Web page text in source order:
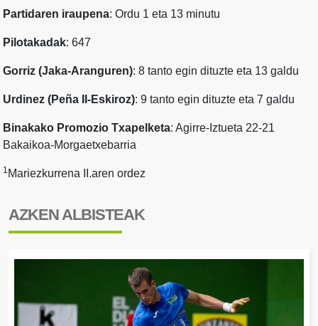
Partidaren iraupena: Ordu 1 eta 13 minutu
Pilotakadak: 647
Gorriz (Jaka-Aranguren): 8 tanto egin dituzte eta 13 galdu
Urdinez (Peña II-Eskiroz): 9 tanto egin dituzte eta 7 galdu
Binakako Promozio Txapelketa: Agirre-Iztueta 22-21
Bakaikoa-Morgaetxebarria
1 Mariezkurrena II.aren ordez
AZKEN ALBISTEAK